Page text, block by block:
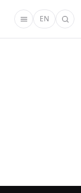
EN